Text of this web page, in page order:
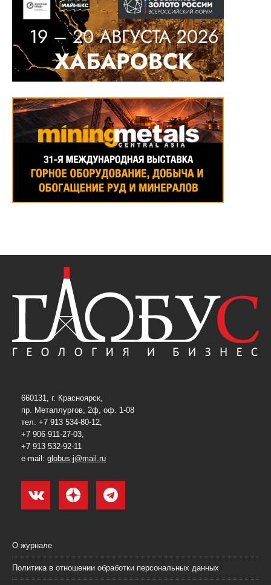
660131, г. Красноярск,
пр. Металлургов, 2ф, оф. 1-08
тел. +7 913 534-80-12,
+7 906 911-27-03,
+7 913 532-92-11
e-mail: globus-j@mail.ru
О журнале
Политика в отношении обработки персональных данных